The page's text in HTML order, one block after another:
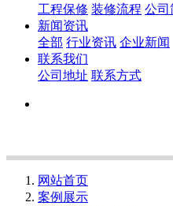
工程保修 装修流程 公司
新闻资讯
全部 行业资讯 企业新闻
联系我们
公司地址 联系方式
网站首页
案例展示